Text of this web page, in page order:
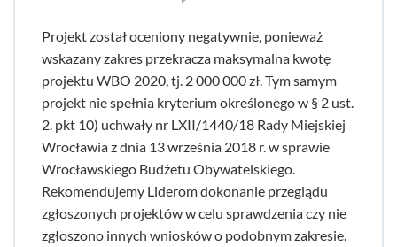
Projekt został oceniony negatywnie, ponieważ
wskazany zakres przekracza maksymalna kwotę
projektu WBO 2020, tj. 2 000 000 zł. Tym samym
projekt nie spełnia kryterium określonego w § 2 ust.
2. pkt 10) uchwały nr LXII/1440/18 Rady Miejskiej
Wrocławia z dnia 13 września 2018 r. w sprawie
Wrocławskiego Budżetu Obywatelskiego.
Rekomendujemy Liderom dokonanie przeglądu
zgłoszonych projektów w celu sprawdzenia czy nie
zgłoszono innych wniosków o podobnym zakresie.